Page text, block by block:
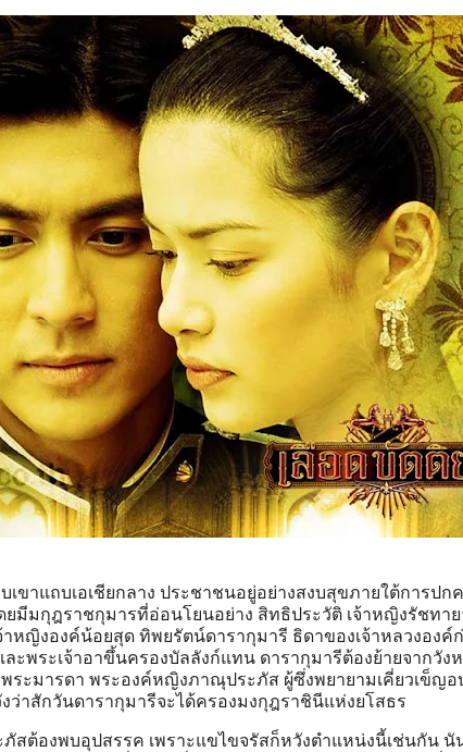
เขาแถบเอเชียกลาง ประชาชนอยู่อย่างสงบสุขภายใต้การปก
ยมีมกุฎราชกุมารที่อ่อนโยนอย่าง สิทธิประวัติ เจ้าหญิงรัชทา
าหญิงองค์น้อยสุด ทิพยรัตน์ดารากุมารี ธิดาของเจ้าหลวงองค์
ะพระเจ้าอาขึ้นครองบัลลังก์แทน ดารากุมารีต้องย้ายจากวัง
ระมารดา พระองค์หญิงภาณุประภัส ผู้ซึ่งพยายามเคี่ยวเข็ญอ
ว่าสักวันดารากุมารีจะได้ครองมงกุฎราชินีแห่งยโสธร
สต้องพบอุปสรรค เพราะแขไขจรัสก็หวังตำแหน่งนี้เช่นกัน นั